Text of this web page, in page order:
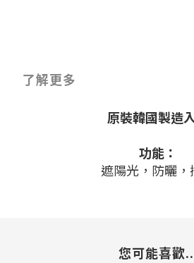
了解更多
原裝韓國製造
功能：
遮陽光，防曬，
您可能喜歡